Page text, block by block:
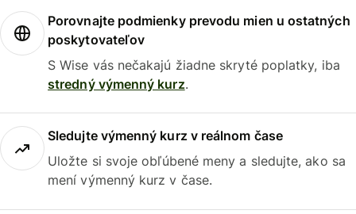
Porovnajte podmienky prevodu mien u ostatných
poskytovateľov
S Wise vás nečakajú žiadne skryté poplatky, iba
stredný výmenný kurz.
Sledujte výmenný kurz v reálnom čase
Uložte si svoje obľúbené meny a sledujte, ako sa
mení výmenný kurz v čase.